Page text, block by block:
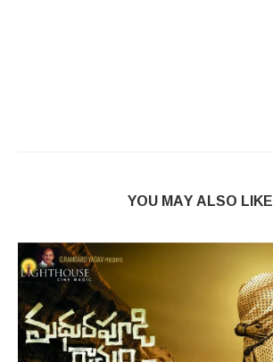
YOU MAY ALSO LIKE